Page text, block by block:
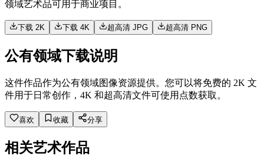
领域艺术品可用于商业项目。
下载 2K 下载 4K 超高清 JPG 超高清 PNG
公有领域下载说明
这件作品作为公有领域图像资源提供。您可以将免费的 2K 文
件用于日常创作，4K 和超高清文件可使用点数获取。
喜欢 收藏 分享
相关艺术作品